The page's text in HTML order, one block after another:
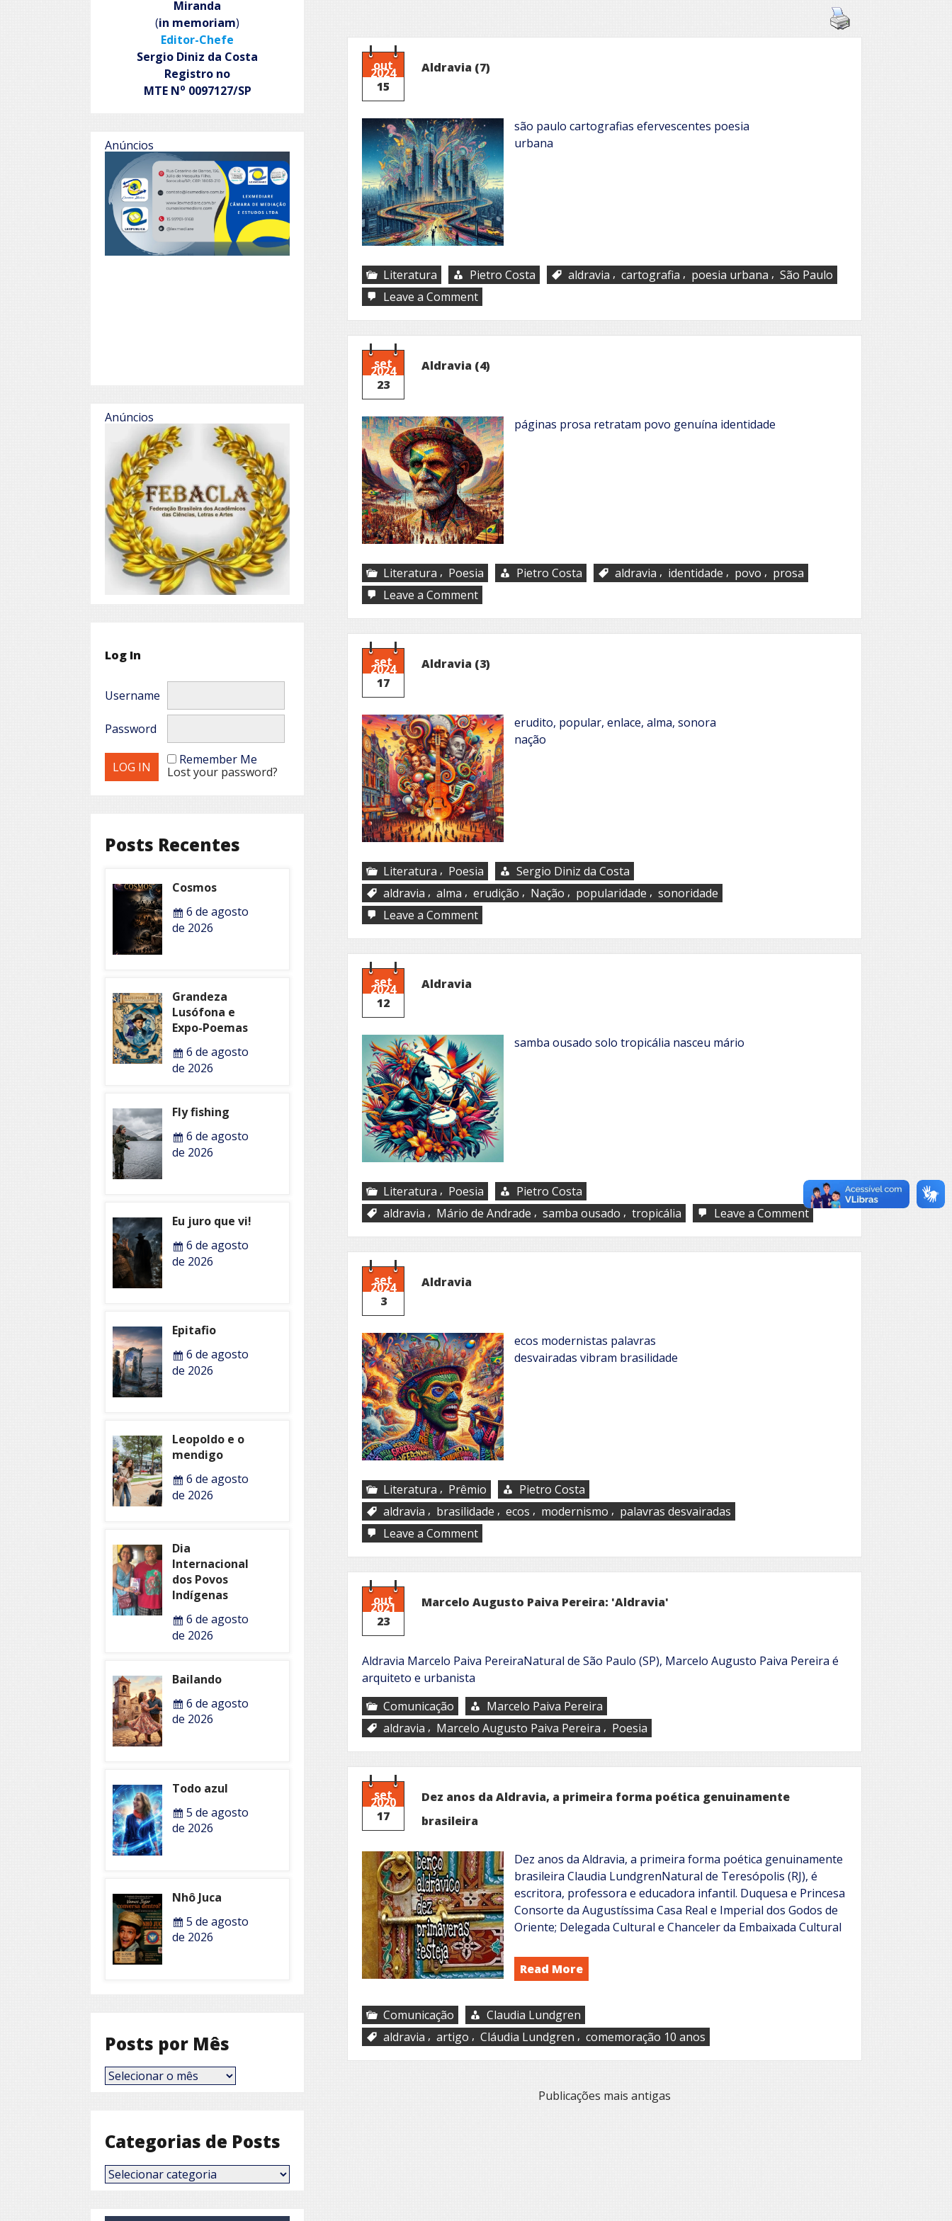
out
2024
15
Aldravia (7)
são paulo cartografias efervescentes poesia
urbana
Literatura Pietro Costa aldravia , cartografia , poesia urbana , São Paulo
Leave a Commenton
Aldravia
(7)
set
2024
23
Aldravia (4)
páginas prosa retratam povo genuína identidade
Literatura , Poesia Pietro Costa aldravia , identidade , povo , prosa
Leave a Commenton
Aldravia
(4)
set
2024
17
Aldravia (3)
erudito, popular, enlace, alma, sonora
nação
Literatura , Poesia
Sergio Diniz da Costa
aldravia , alma , erudição , Nação , popularidade , sonoridade
Leave a Commenton
Aldravia
(3)
set
2024
12
Aldravia
samba ousado solo tropicália nasceu mário
Literatura , Poesia
Pietro Costa
aldravia , Mário de Andrade , samba ousado , tropicália Leave a Commenton
Aldravia
set
2024
3
Aldravia
ecos modernistas palavras
desvairadas vibram brasilidade
Literatura , Prêmio
Pietro Costa
aldravia , brasilidade , ecos , modernismo , palavras desvairadas
Leave a Commenton
Aldravia
out
2021
23
Marcelo Augusto Paiva Pereira: 'Aldravia'
Aldravia Marcelo Paiva PereiraNatural de São Paulo (SP), Marcelo Augusto Paiva Pereira é
arquiteto e urbanista
Comunicação
Marcelo Paiva Pereira
aldravia , Marcelo Augusto Paiva Pereira , Poesia
set
2020
17
Dez anos da Aldravia, a primeira forma poética genuinamente
brasileira
Dez anos da Aldravia, a primeira forma poética genuinamente
brasileira Claudia LundgrenNatural de Teresópolis (RJ), é
escritora, professora e educadora infantil. Duquesa e Princesa
Consorte da Augustíssima Casa Real e Imperial dos Godos de
Oriente; Delegada Cultural e Chanceler da Embaixada Cultural
Read More
Comunicação
Claudia Lundgren
aldravia , artigo , Cláudia Lundgren , comemoração 10 anos
Publicações mais antigas
Miranda
(in memoriam)
Editor-Chefe
Sergio Diniz da Costa
Registro no
MTE No 0097127/SP
Anúncios
Anúncios
Log In
Username
Password
Remember Me
Lost your password?
Posts Recentes
Cosmos
6 de agosto
de 2026
Grandeza
Lusófona e
Expo-Poemas
6 de agosto
de 2026
Fly fishing
6 de agosto
de 2026
Eu juro que vi!
6 de agosto
de 2026
Epitafio
6 de agosto
de 2026
Leopoldo e o
mendigo
6 de agosto
de 2026
Dia
Internacional
dos Povos
Indígenas
6 de agosto
de 2026
Bailando
6 de agosto
de 2026
Todo azul
5 de agosto
de 2026
Nhô Juca
5 de agosto
de 2026
Posts por Mês
Posts
por
Categorias de Posts
Categorias
de